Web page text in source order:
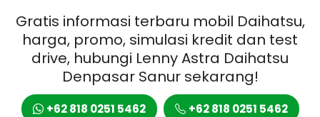
Gratis informasi terbaru mobil Daihatsu,
harga, promo, simulasi kredit dan test
drive, hubungi Lenny Astra Daihatsu
Denpasar Sanur sekarang!
+62 818 0251 5462 +62 818 0251 5462